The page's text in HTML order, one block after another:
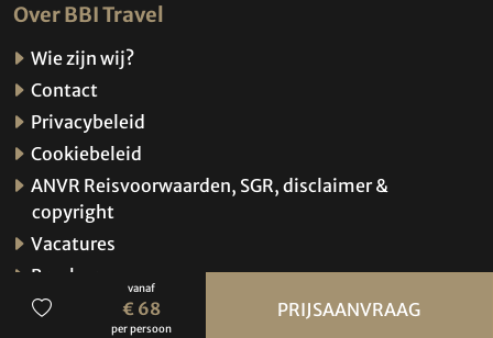
vanaf
€ 68
per persoon
PRIJSAANVRAAG
Over BBI Travel
Wie zijn wij?
Contact
Privacybeleid
Cookiebeleid
ANVR Reisvoorwaarden, SGR, disclaimer &
copyright
Vacatures
Brochures
Verzekeringen